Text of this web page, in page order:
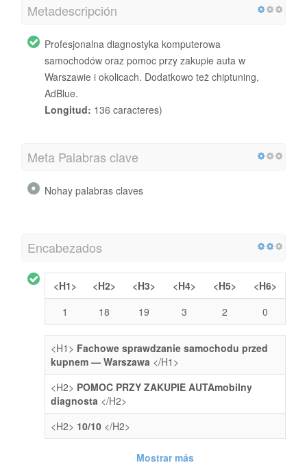
Metadescripción
Profesjonalna diagnostyka komputerowa
samochodów oraz pomoc przy zakupie auta w
Warszawie i okolicach. Dodatkowo też chiptuning,
AdBlue.
Longitud: 136 caracteres)
Meta Palabras clave
Nohay palabras claves
Encabezados
<H1> <H2> <H3> <H4> <H5>
<H6>
1
18 19 3 2 0
<H1> Fachowe sprawdzanie samochodu przed
kupnem — Warszawa </H1>
<H2> POMOC PRZY ZAKUPIE AUTAmobilny
diagnosta </H2>
<H2> 10/10 </H2>
Mostrar más